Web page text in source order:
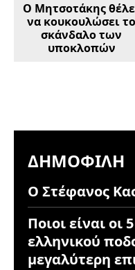
Ο Μητσοτάκης
να κουκουλώσει το
σκάνδαλο των
υποκλοπών
ΔΗΜΟΦΙΛΉ
Ο Στέφανος
Ποιοι είναι οι
ελληνικού
μεγαλύτερη